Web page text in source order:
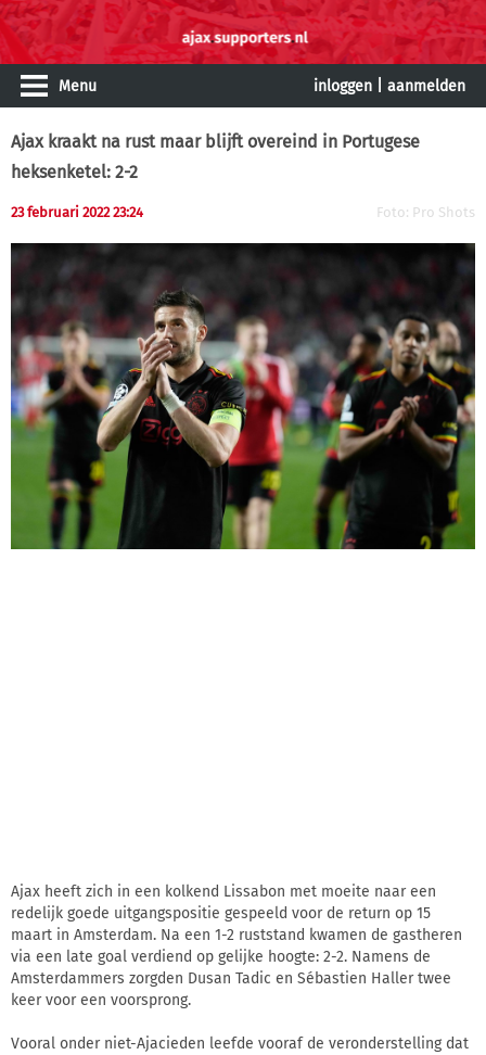
Menu inloggen aanmelden
Ajax kraakt na rust maar blijft overeind in Portugese
heksenketel: 2-2
23 februari 2022 23:24 Foto: Pro Shots
Ajax heeft zich in een kolkend Lissabon met moeite naar een
redelijk goede uitgangspositie gespeeld voor de return op 15
maart in Amsterdam. Na een 1-2 ruststand kwamen de gastheren
via een late goal verdiend op gelijke hoogte: 2-2. Namens de
Amsterdammers zorgden Dusan Tadic en Sébastien Haller twee
keer voor een voorsprong.
Vooral onder niet-Ajacieden leefde vooraf de veronderstelling dat